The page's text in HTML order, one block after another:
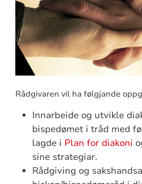
Rådgivaren vil ha følgjande
Innarbeide og utvikle
bispedømet i tråd med
lagde i Plan for diakoni
sine strategiar.
Rådgiving og